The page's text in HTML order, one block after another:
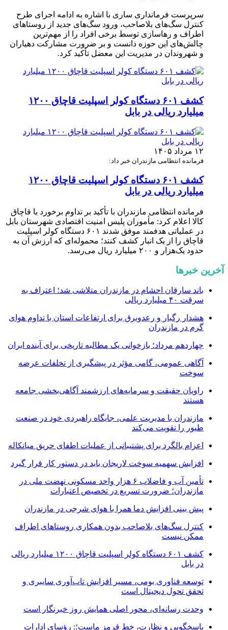
سرپرست فرمانداری ساری با اشاره به ادامه اجرای طرح
کنترل سگ‌های بلاصاحب، ورود سگ‌های جدید از روستاهای
اطراف و رهاسازی توسط برخی افراد را از مهم‌ترین
چالش‌های این حوزه دانست و بر ضرورت مشارکت دهیاران
و شهروندان در مدیریت این معضل تأکید کرد.
کشف ۶۰۱ دستگاه کولر اسپلیت قاچاق ۱۲۰۰
میلیارد ریالی در بابل
۱۲ مرداد ۱۴۰۵
فرمانده انتظامی مازندران خبر داد:
کشف ۶۰۱ دستگاه کولر اسپلیت قاچاق ۱۲۰۰
میلیارد ریالی در بابل
فرمانده انتظامی مازندران با تأکید بر تداوم برخورد با قاچاق
کالا اعلام کرد: مأموران پلیس امنیت اقتصادی شهرستان بابل
در عملیاتی هدفمند موفق شدند ۶۰۱ دستگاه کولر اسپلیت
قاچاق را از یک انبار کشف کنند؛ محموله‌ای که ارزش آن به
حدود یک‌هزار و ۲۰۰ میلیارد ریال می‌رسد.
آخرین خبرها
باند سارقان احشام در مازندران متلاشی شد؛ اعتراف به
سرقت ۴۰ میلیارد ریالی
هشدار رگبار و رعدوبرق برای ارتفاعات استان با تداوم هوای
گرم در مازندران
چهاردهم مرداد؛ بازخوانی یک مطالبه تاریخی برای آینده ایران
آگاهی عمومی، گامی مؤثر در پیشگیری از تخلفات عرضه
سوخت
راویان حقیقت و سرمایه‌های ارزشمند آگاهی‌بخشی جامعه
هستند
مازندران با مدیریت علمی، جایگاه راهبردی خود در صنعت
طیور را تقویت می‌کند
اعزام بالگرد برای پشتیبانی از عملیات اطفای حریق میانکاله
افزایش سهمیه سوخت لاریجان باید در دستور کار قرار گیرد
تأمین آب و فاضلاب ۶ هزار واحد مسکونی نهضت ملی در
مازندران؛ ضرورت تسریع در تخصیص اعتبارات
پیش بینی افزایش دما همرا با هوای شرجی در مازندران
کنترل سگ‌های بلاصاحب بدون همکاری روستاهای اطراف
ممکن نیست
کشف ۶۰۱ دستگاه کولر اسپلیت قاچاق ۱۲۰۰ میلیارد ریالی
در بابل
توسعه فناوری بومی، مسیر افزایش تاب‌آوری سایبری و
تحقق تحول دیجیتال است
وحدت رسانه‌ای، محور اصلی همایش روز خبرنگار است
پاسخگویی و نظارت، خط قرمز ماست؛: رؤسای ادارات